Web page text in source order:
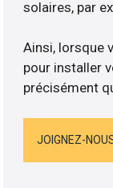
solaires, par
Ainsi, lorsque
pour installer
précisément
JOIGNEZ-